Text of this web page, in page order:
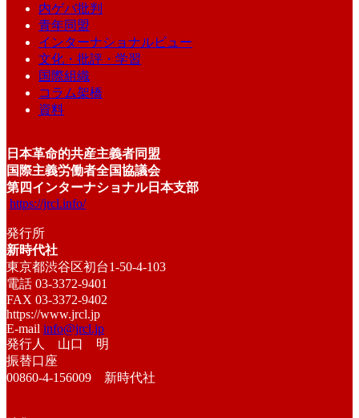
内ゲバ批判
青年同盟
インターナショナルビュー
文化・批評・学習
国際組織
コラム架橋
資料
日本革命的共産主義者同盟
国際主義労働者全国協議会
第四インターナショナル日本支部
https://jrcl.info/
発行所
新時代社
東京都渋谷区初台1-50-4-103
電話 03-3372-9401
FAX 03-3372-9402
https://www.jrcl.jp
E-mail info@jrcl.jp
発行人 山口 明
振替口座
00860-4-156009 新時代社